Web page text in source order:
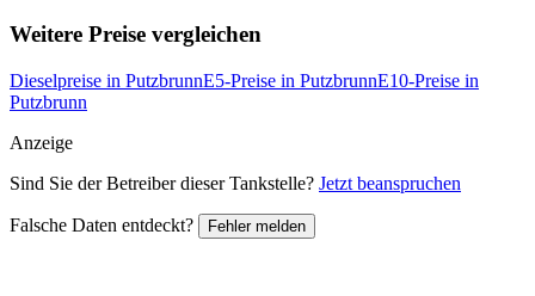
Weitere Preise vergleichen
Dieselpreise in PutzbrunnE5-Preise in PutzbrunnE10-Preise in
Putzbrunn
Anzeige
Sind Sie der Betreiber dieser Tankstelle? Jetzt beanspruchen
Falsche Daten entdeckt? Fehler melden